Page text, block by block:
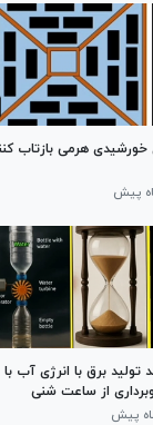
خورشیدی هرمی بازتاب
تولید برق با انرژی آب با
از ساعت شنی